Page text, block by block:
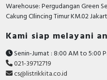
Warehouse: Pergudangan Green
Cakung CIlincing Timur KM.02
Kami siap melayani
Senin-Jumat : 8:00 AM to 5:00
021-39712719
cs@listrikkita.co.id